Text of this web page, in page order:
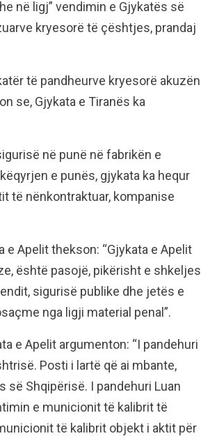
në ligj” vendimin e Gjykatës së
kryesorë të çështjes, prandaj
të pandheurve kryesorë akuzën
se, Gjykata e Tiranës ka
në punë në fabrikën e
e punës, gjykata ka hequr
të nënkontraktuar, kompanise
Apelit thekson: “Gjykata e Apelit
është pasojë, pikërisht e shkeljes
sigurisë publike dhe jetës e
nga ligji material penal”.
e Apelit argumenton: “I pandehuri
Posti i lartë që ai mbante,
së Shqipërisë. I pandehuri Luan
e municionit të kalibrit të
të kalibrit objekt i aktit për